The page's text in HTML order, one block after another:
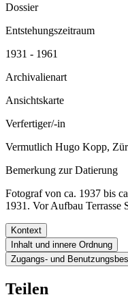
Dossier
Entstehungszeitraum
1931 - 1961
Archivalienart
Ansichtskarte
Verfertiger/-in
Vermutlich Hugo Kopp,
Bemerkung zur Datierung
Fotograf von ca. 1937 bis
1931. Vor Aufbau Terrasse
Kontext
Inhalt und innere Ordnung
Zugangs- und
Teilen